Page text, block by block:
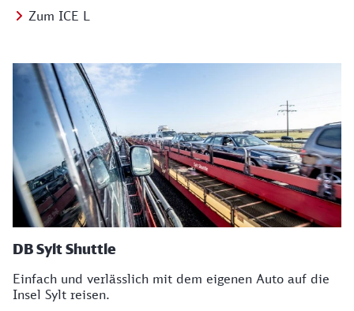
Zum ICE L
DB Sylt Shuttle
Einfach und verlässlich mit dem eigenen Auto auf die
Insel Sylt reisen.